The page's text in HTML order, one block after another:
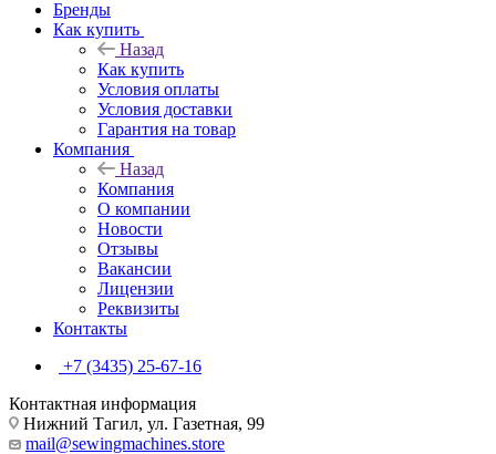
Бренды
Как купить
Назад
Как купить
Условия оплаты
Условия доставки
Гарантия на товар
Компания
Назад
Компания
О компании
Новости
Отзывы
Вакансии
Лицензии
Реквизиты
Контакты
+7 (3435) 25-67-16
Контактная информация
Нижний Тагил, ул. Газетная, 99
mail@sewingmachines.store